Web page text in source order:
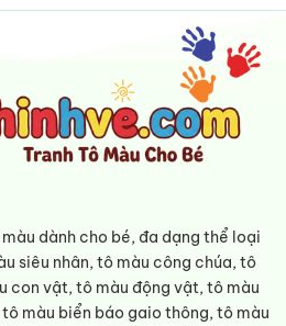
dành cho bé, đa dạng thể loại
siêu nhân, tô màu công chúa, tô
con vật, tô màu động vật, tô màu
màu biển báo gaio thông, tô màu